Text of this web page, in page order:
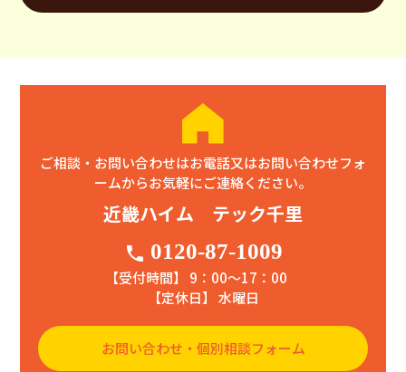
ご相談・お問い合わせはお電話又はお問い合わせフォ
ームからお気軽にご連絡ください。
近畿ハイム テック千里
phone 0120-87-1009
【受付時間】 9：00〜17：00
【定休日】 水曜日
お問い合わせ・個別相談フォーム